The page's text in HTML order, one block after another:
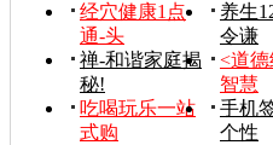
经穴健康1点
通-头
养生
令谦
禅-和谐家庭揭
秘!
<道
智慧
吃喝玩乐一站
式购
手机
个性